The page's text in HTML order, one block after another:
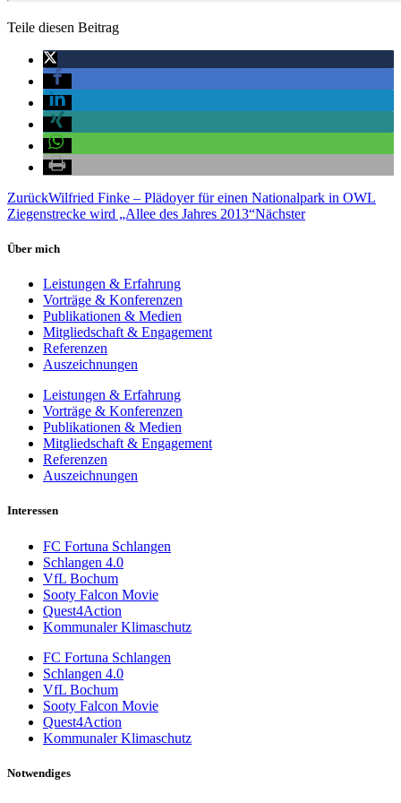
Teile diesen Beitrag
ZurückWilfried Finke – Plädoyer für einen Nationalpark in OWL
Ziegenstrecke wird „Allee des Jahres 2013“Nächster
Über mich
Leistungen & Erfahrung
Vorträge & Konferenzen
Publikationen & Medien
Mitgliedschaft & Engagement
Referenzen
Auszeichnungen
Leistungen & Erfahrung
Vorträge & Konferenzen
Publikationen & Medien
Mitgliedschaft & Engagement
Referenzen
Auszeichnungen
Interessen
FC Fortuna Schlangen
Schlangen 4.0
VfL Bochum
Sooty Falcon Movie
Quest4Action
Kommunaler Klimaschutz
FC Fortuna Schlangen
Schlangen 4.0
VfL Bochum
Sooty Falcon Movie
Quest4Action
Kommunaler Klimaschutz
Notwendiges